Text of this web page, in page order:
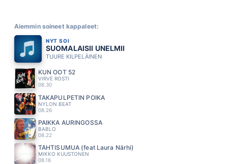
Aiemmin soineet kappaleet:
NYT SOI
SUOMALAISII UNELMII
TUURE KILPELÄINEN
KUN OOT 52
VIRVE ROSTI
08.30
TAKAPULPETIN POIKA
NYLON BEAT
08.26
PAIKKA AURINGOSSA
BABLO
08.22
TÄHTISUMUA (feat Laura Närhi)
MIKKO KUUSTONEN
08.16